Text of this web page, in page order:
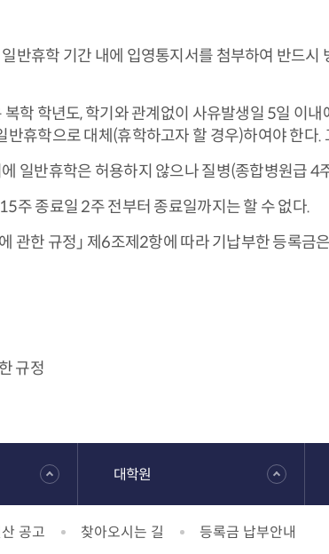
반휴학 기간 내에 입영통지서를 첨부하여 반드
학 학년도, 학기와 관계없이 사유발생일 5일 이
반휴학으로 대체(휴학하고자 할 경우)하여야 한다
일반휴학은 허용하지 않으나 질병(종합병원급
주 종료일 2주 전부터 종료일까지는 할 수 없다.
관한 규정」 제6조제2항에 따라 기납부한 등록금
규정
공고 찾아오시는 길 등록금 납부안내
대학원